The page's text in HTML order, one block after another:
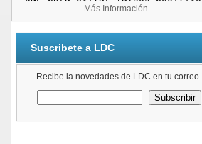
Más Información...
Suscribete a LDC
Recibe la novedades de LDC en tu correo.